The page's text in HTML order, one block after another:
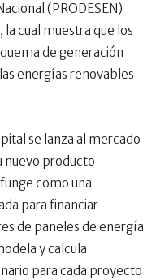
(PRODESEN)
cual muestra que los
de generación
energías renovables
se lanza al mercado
nuevo producto
como una
para financiar
de paneles de energía
y calcula
para cada proyecto